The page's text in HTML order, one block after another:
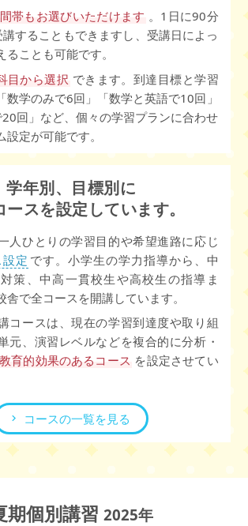
帯もお選びいただけます 。1日に90分
することもできますし、受講日によっ
ことも可能です。
目から選択 できます。到達目標と学習
数学のみで6回」「数学と英語で10回」
20回」など、個々の学習プランに合わせ
定が可能です。
学年別、目標別に
ースを設定しています。
人ひとりの学習目的や希望進路に応じ
定 です。小学生の学力指導から、中
策、中高一貫校生や高校生の指導ま
舎で全コースを開講しています。
コースは、現在の学習到達度や取り組
元、演習レベルなどを複合的に分析・
育的効果のあるコース を設定させてい
コースの一覧を見る
期個別講習 2025年